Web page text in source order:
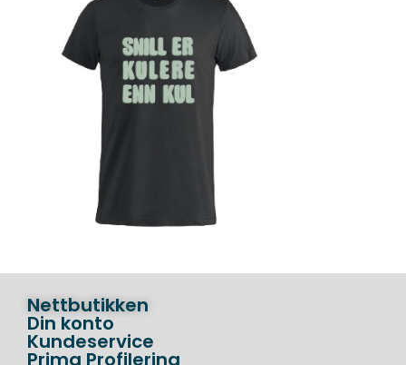
Nettbutikken
Din konto
Kundeservice
Prima Profilering